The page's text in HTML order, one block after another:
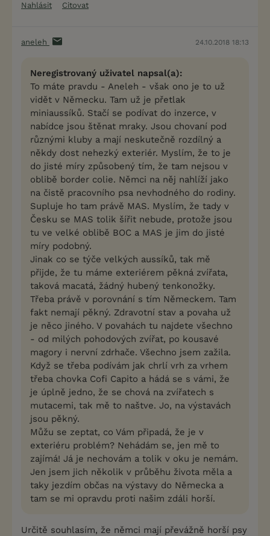
Nahlásit
Citovat
aneleh 24.10.2018 18:13
Neregistrovaný uživatel napsal(a):
To máte pravdu - Aneleh - však ono je to už
vidět v Německu. Tam už je přetlak
miniaussíků. Stačí se podívat do inzerce, v
nabídce jsou štěnat mraky. Jsou chovaní pod
různými kluby a mají neskutečně rozdílný a
někdy dost nehezký exteriér. Myslím, že to je
do jisté míry způsobený tím, že tam nejsou v
oblibě border colie. Němci na něj nahlíží jako
na čistě pracovního psa nevhodného do rodiny.
Supluje ho tam právě MAS. Myslím, že tady v
Česku se MAS tolik šířit nebude, protože jsou
tu ve velké oblibě BOC a MAS je jim do jisté
míry podobný.
Jinak co se týče velkých aussíků, tak mě
přijde, že tu máme exteriérem pěkná zvířata,
taková macatá, žádný hubený tenkonožky.
Třeba právě v porovnání s tím Německem. Tam
fakt nemají pěkný. Zdravotní stav a povaha už
je něco jiného. V povahách tu najdete všechno
- od milých pohodových zvířat, po kousavé
magory i nervní zdrhače. Všechno jsem zažila.
Když se třeba podívám jak chrlí vrh za vrhem
třeba chovka Cofi Capito a hádá se s vámi, že
je úplně jedno, že se chová na zvířatech s
mutacemi, tak mě to naštve. Jo, na výstavách
jsou pěkný.
Můžu se zeptat, co Vám připadá, že je v
exteriéru problém? Nehádám se, jen mě to
zajímá! Já je nechovám a tolik v oku je nemám.
Jen jsem jich několik v průběhu života měla a
taky jezdím občas na výstavy do Německa a
tam se mi opravdu proti našim zdáli horší.
Určitě souhlasím, že němci mají převážně horší psy